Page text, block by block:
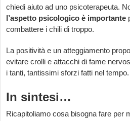
chiedi aiuto ad uno psicoterapeuta.
l’aspetto psicologico è importante
combattere i chili di troppo.
La positività e un atteggiamento
evitare crolli e attacchi di fame
i tanti, tantissimi sforzi fatti nel tempo.
In sintesi…
Ricapitoliamo cosa bisogna fare per